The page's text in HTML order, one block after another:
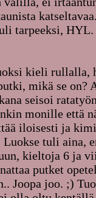
tarpeeksi,
kieli rullalla,
mikä se on?
seisoi
monille että
iloisesti ja
Luokse tuli
kieltoja 6 ja
putket
Joopa joo. ;)